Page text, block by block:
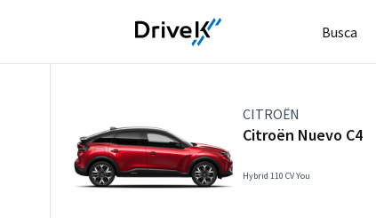
Busca
CITROËN
Citroën Nuevo C4
Hybrid 110 CV You